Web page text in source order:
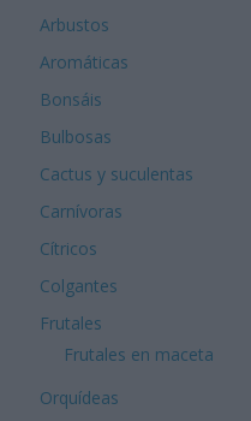
Arbustos
Aromáticas
Bonsáis
Bulbosas
Cactus y suculentas
Carnívoras
Cítricos
Colgantes
Frutales
Frutales en maceta
Orquídeas